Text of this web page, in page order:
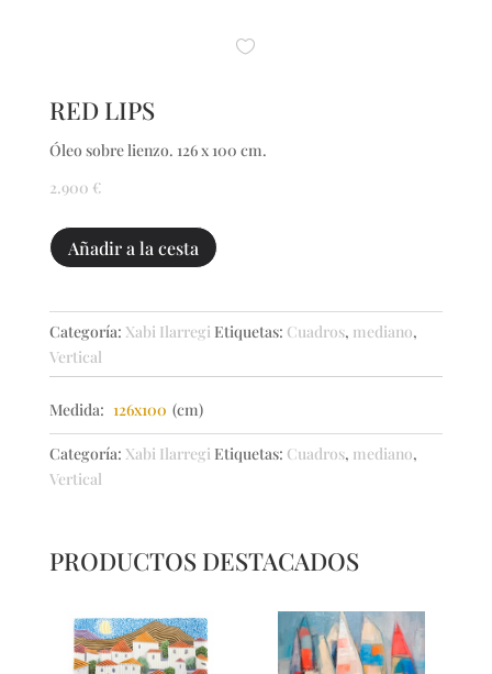
RED LIPS
Óleo sobre lienzo. 126 x 100 cm.
2.900 €
RED
LIPS
Añadir a la cesta
Categoría: Xabi Ilarregi Etiquetas: Cuadros, mediano,
Vertical
Medida: 126x100 (cm)
Categoría: Xabi Ilarregi Etiquetas: Cuadros, mediano,
Vertical
PRODUCTOS DESTACADOS